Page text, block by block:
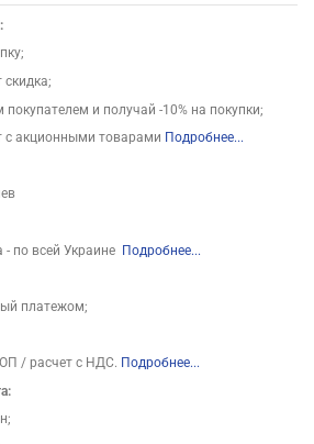
скидка;
и получай -10% на покупки;
с акционными товарами Подробнее...
по всей Украине Подробнее...
платежом;
/ расчет с НДС. Подробнее...